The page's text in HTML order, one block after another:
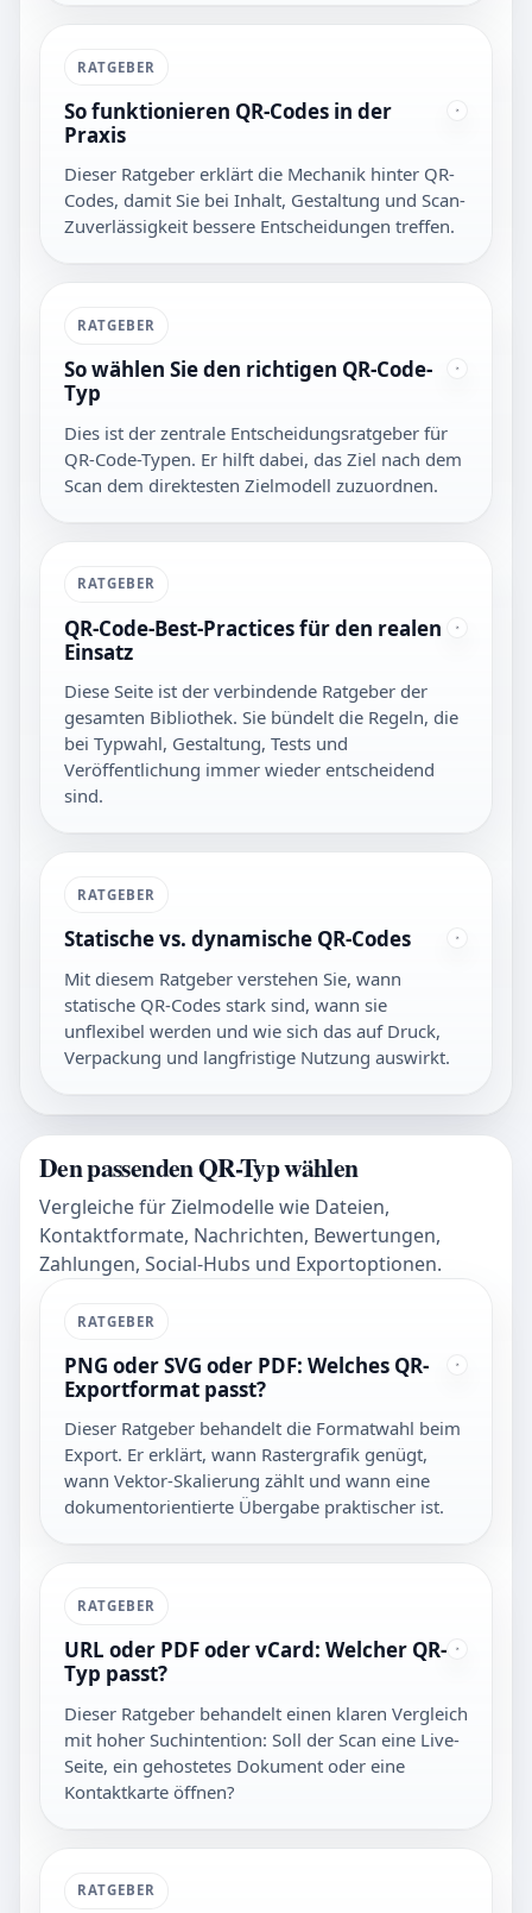
RATGEBER
So funktionieren QR-Codes in der
Praxis
Dieser Ratgeber erklärt die Mechanik hinter QR-
Codes, damit Sie bei Inhalt, Gestaltung und Scan-
Zuverlässigkeit bessere Entscheidungen treffen.
RATGEBER
So wählen Sie den richtigen QR-Code-
Typ
Dies ist der zentrale Entscheidungsratgeber für
QR-Code-Typen. Er hilft dabei, das Ziel nach dem
Scan dem direktesten Zielmodell zuzuordnen.
RATGEBER
QR-Code-Best-Practices für den realen
Einsatz
Diese Seite ist der verbindende Ratgeber der
gesamten Bibliothek. Sie bündelt die Regeln, die
bei Typwahl, Gestaltung, Tests und
Veröffentlichung immer wieder entscheidend
sind.
RATGEBER
Statische vs. dynamische QR-Codes
Mit diesem Ratgeber verstehen Sie, wann
statische QR-Codes stark sind, wann sie
unflexibel werden und wie sich das auf Druck,
Verpackung und langfristige Nutzung auswirkt.
Den passenden QR-Typ wählen
Vergleiche für Zielmodelle wie Dateien,
Kontaktformate, Nachrichten, Bewertungen,
Zahlungen, Social-Hubs und Exportoptionen.
RATGEBER
PNG oder SVG oder PDF: Welches QR-
Exportformat passt?
Dieser Ratgeber behandelt die Formatwahl beim
Export. Er erklärt, wann Rastergrafik genügt,
wann Vektor-Skalierung zählt und wann eine
dokumentorientierte Übergabe praktischer ist.
RATGEBER
URL oder PDF oder vCard: Welcher QR-
Typ passt?
Dieser Ratgeber behandelt einen klaren Vergleich
mit hoher Suchintention: Soll der Scan eine Live-
Seite, ein gehostetes Dokument oder eine
Kontaktkarte öffnen?
RATGEBER